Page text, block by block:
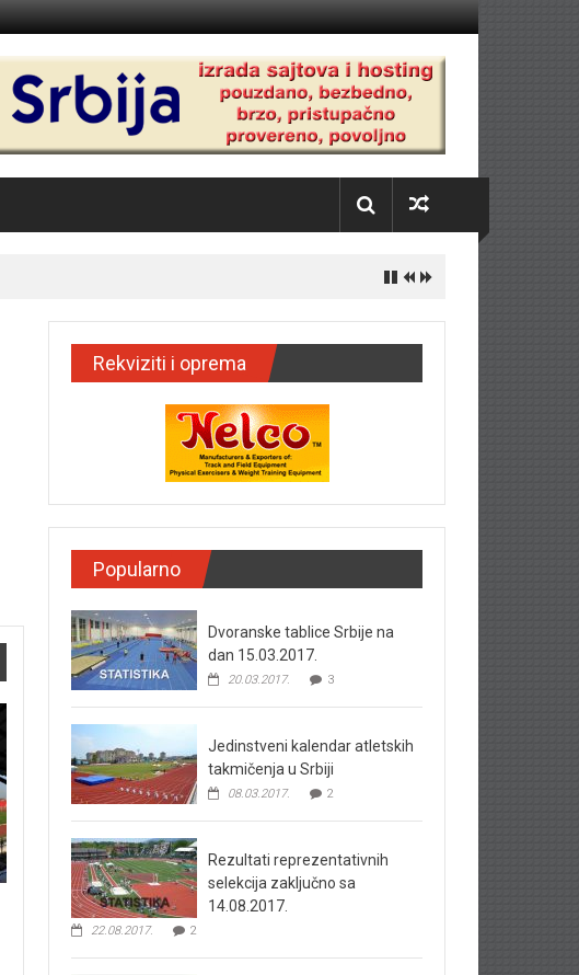
Rekviziti i oprema
Popularno
Dvoranske tablice Srbije na
dan 15.03.2017.
20.03.2017. 3
Jedinstveni kalendar atletskih
takmičenja u Srbiji
08.03.2017. 2
Rezultati reprezentativnih
selekcija zaključno sa
14.08.2017.
22.08.2017. 2